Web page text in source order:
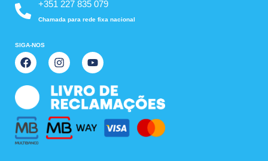
+351 227 835 079
Chamada para rede fixa nacional
SIGA-NOS
F
a
e
o
o
k
I
n
t
a
g
r
a
m
Y
o
t
u
b